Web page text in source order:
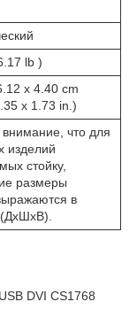
lb )
x 4.40 cm
x 1.73 in.)
что для
изделий
стойку,
размеры
в
DVI CS1768